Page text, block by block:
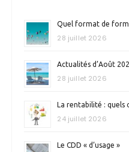
Quel format de
28 juillet 2026
Actualités d’Août
28 juillet 2026
La rentabilité : quels
24 juillet 2026
Le CDD « d’usage »